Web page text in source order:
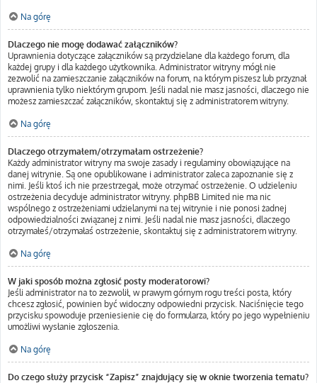
Na górę
Dlaczego nie mogę dodawać załączników?
Uprawnienia dotyczące załączników są przydzielane dla każdego forum, dla
każdej grupy i dla każdego użytkownika. Administrator witryny mógł nie
zezwolić na zamieszczanie załączników na forum, na którym piszesz lub przyznał
uprawnienia tylko niektórym grupom. Jeśli nadal nie masz jasności, dlaczego nie
możesz zamieszczać załączników, skontaktuj się z administratorem witryny.
Na górę
Dlaczego otrzymałem/otrzymałam ostrzeżenie?
Każdy administrator witryny ma swoje zasady i regulaminy obowiązujące na
danej witrynie. Są one opublikowane i administrator zaleca zapoznanie się z
nimi. Jeśli ktoś ich nie przestrzegał, może otrzymać ostrzeżenie. O udzieleniu
ostrzeżenia decyduje administrator witryny. phpBB Limited nie ma nic
wspólnego z ostrzeżeniami udzielanymi na tej witrynie i nie ponosi żadnej
odpowiedzialności związanej z nimi. Jeśli nadal nie masz jasności, dlaczego
otrzymałeś/otrzymałaś ostrzeżenie, skontaktuj się z administratorem witryny.
Na górę
W jaki sposób można zgłosić posty moderatorowi?
Jeśli administrator na to zezwolił, w prawym górnym rogu treści posta, który
chcesz zgłosić, powinien być widoczny odpowiedni przycisk. Naciśnięcie tego
przycisku spowoduje przeniesienie cię do formularza, który po jego wypełnieniu
umożliwi wysłanie zgłoszenia.
Na górę
Do czego służy przycisk “Zapisz” znajdujący się w oknie tworzenia tematu?